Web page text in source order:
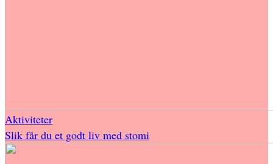
Aktiviteter
Slik får du et godt liv med stomi